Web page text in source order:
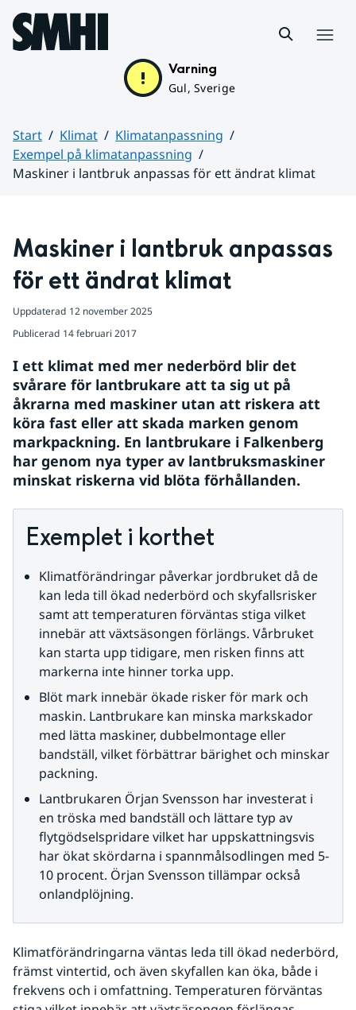
Hoppa till sidans innehåll
Varning
Gul, Sverige
Start Klimat
Klimatanpassning
Exempel på klimatanpassning
Maskiner i lantbruk anpassas för ett ändrat klimat
Maskiner i lantbruk anpassas
för ett ändrat klimat
Uppdaterad 12 november 2025
Publicerad 14 februari 2017
I ett klimat med mer nederbörd blir det
svårare för lantbrukare att ta sig ut på
åkrarna med maskiner utan att riskera att
köra fast eller att skada marken genom
markpackning. En lantbrukare i Falkenberg
har genom nya typer av lantbruksmaskiner
minskat riskerna vid blöta förhållanden.
Exemplet i korthet
Klimatförändringar påverkar jordbruket då de
kan leda till ökad nederbörd och skyfallsrisker
samt att temperaturen förväntas stiga vilket
innebär att växtsäsongen förlängs. Vårbruket
kan starta upp tidigare, men risken finns att
markerna inte hinner torka upp.
Blöt mark innebär ökade risker för mark och
maskin. Lantbrukare kan minska markskador
med lätta maskiner, dubbelmontage eller
bandställ, vilket förbättrar bärighet och minskar
packning.
Lantbrukaren Örjan Svensson har investerat i
en tröska med bandställ och lättare typ av
flytgödselspridare vilket har uppskattningsvis
har ökat skördarna i spannmålsodlingen med 5-
10 procent. Örjan Svensson tillämpar också
onlandplöjning.
Klimatförändringarna väntas leda till ökad nederbörd,
främst vintertid, och även skyfallen kan öka, både i
frekvens och i omfattning. Temperaturen förväntas